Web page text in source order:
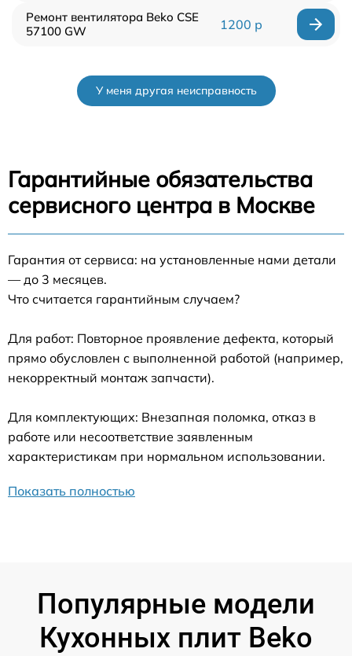
Ремонт вентилятора Beko CSE
57100 GW
1200 р
У меня другая неисправность
Гарантийные обязательства
сервисного центра в Москве
Гарантия от сервиса: на установленные нами детали
— до 3 месяцев.
Что считается гарантийным случаем?
Для работ: Повторное проявление дефекта, который
прямо обусловлен с выполненной работой (например,
некорректный монтаж запчасти).
Для комплектующих: Внезапная поломка, отказ в
работе или несоответствие заявленным
характеристикам при нормальном использовании.
Показать полностью
Популярные модели
Кухонных плит Beko